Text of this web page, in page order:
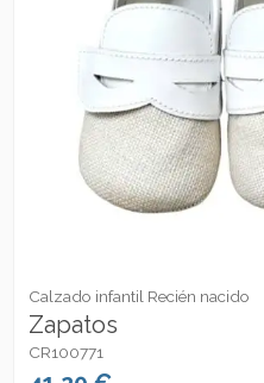
Calzado infantil Recién nacido
Zapatos
CR100771